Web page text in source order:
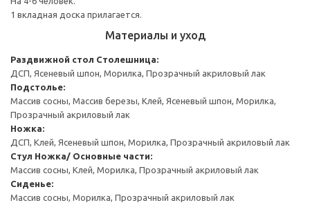
1 вкладная доска прилагается.
Материалы и уход
Раздвижной стол Столешница:
ДСП, Ясеневый шпон, Морилка, Прозрачный акриловый лак
Подстолье:
Массив сосны, Массив березы, Клей, Ясеневый шпон, Морилка,
Прозрачный акриловый лак
Ножка:
ДСП, Клей, Ясеневый шпон, Морилка, Прозрачный акриловый лак
Стул Ножка/ Основные части:
Массив сосны, Клей, Морилка, Прозрачный акриловый лак
Сиденье:
Массив сосны, Морилка, Прозрачный акриловый лак